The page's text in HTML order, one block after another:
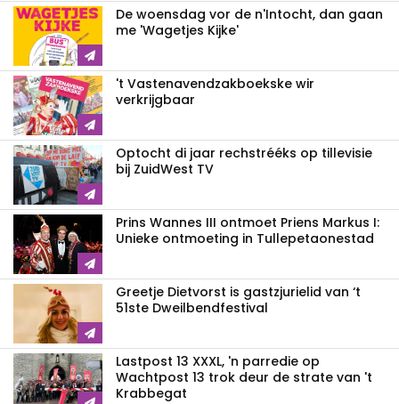
De woensdag vor de n'Intocht, dan gaan
me 'Wagetjes Kijke'
't Vastenavendzakboekske wir
verkrijgbaar
Optocht di jaar rechstrééks op tillevisie
bij ZuidWest TV
Prins Wannes III ontmoet Priens Markus I:
Unieke ontmoeting in Tullepetaonestad
Greetje Dietvorst is gastzjurielid van ‘t
51ste Dweilbendfestival
Lastpost 13 XXXL, 'n parredie op
Wachtpost 13 trok deur de strate van 't
Krabbegat